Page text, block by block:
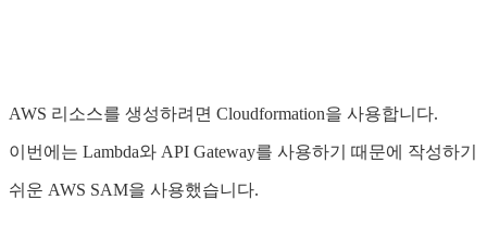
AWS 리소스를 생성하려면 Cloudformation을 사용합니다.
이번에는 Lambda와 API Gateway를 사용하기 때문에 작성하기
쉬운 AWS SAM을 사용했습니다.